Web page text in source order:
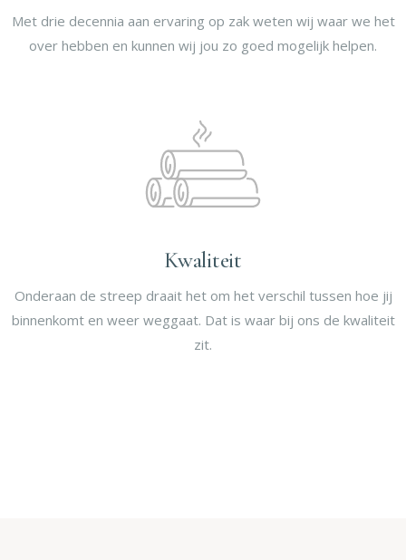
Met drie decennia aan ervaring op zak weten wij waar we het
over hebben en kunnen wij jou zo goed mogelijk helpen.
Kwaliteit
Onderaan de streep draait het om het verschil tussen hoe jij
binnenkomt en weer weggaat. Dat is waar bij ons de kwaliteit
zit.